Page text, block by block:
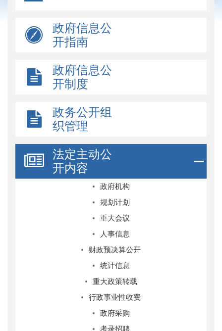
政府信息公
开指南
政府信息公
开制度
政务公开组
织管理
法定主动公
开内容
政府机构
规划计划
重大会议
人事信息
财政预决算公开
统计信息
重大政策转载
行政事业性收费
政府采购
考录招聘